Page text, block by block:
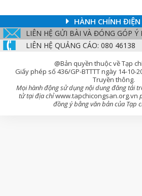
HÀNH CHÍNH
LIÊN HỆ GỬI BÀI VÀ ĐÓNG GÓP Ý
LIÊN HỆ QUẢNG CÁO: 080 46138
@Bản quyền thuộc về Tạp
Giấy phép số 436/GP-BTTTT ngày 14-10-
Truyền thông.
Mọi hành động sử dụng nội dung đăng tải
tử tại địa chỉwww.tapchicongsan.org.vn
đồng ý bằng văn bản của Tạp